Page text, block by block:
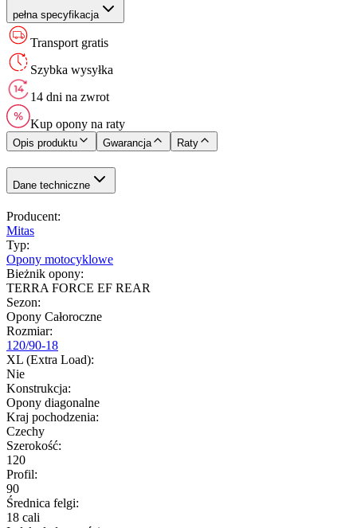
pełna specyfikacja
Transport gratis
Szybka wysyłka
14 dni na zwrot
Kup opony na raty
Opis produktu Gwarancja Raty
Dane techniczne
Producent:
Mitas
Typ:
Opony motocyklowe
Bieżnik opony:
TERRA FORCE EF REAR
Sezon:
Opony Całoroczne
Rozmiar:
120/90-18
XL (Extra Load):
Nie
Konstrukcja:
Opony diagonalne
Kraj pochodzenia:
Czechy
Szerokość:
120
Profil:
90
Średnica felgi:
18 cali